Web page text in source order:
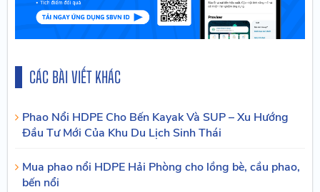
CÁC BÀI VIẾT KHÁC
Phao Nổi HDPE Cho Bến Kayak Và SUP – Xu Hướng
Đầu Tư Mới Của Khu Du Lịch Sinh Thái
Mua phao nổi HDPE Hải Phòng cho lồng bè, cầu phao,
bến nổi